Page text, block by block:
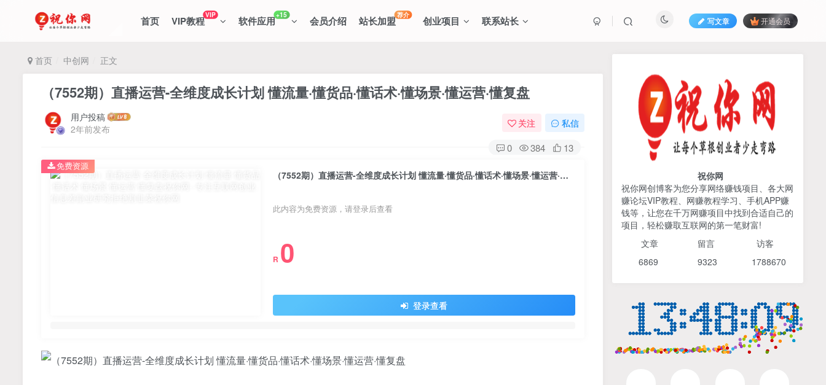
首页 VIP教程VIP 软件应用+15 会员介绍 站长加盟荐介 创业项目 联系站长 写文章 开通会员
首页 中创网 正文
（7552期）直播运营-全维度成长计划 懂流量·懂货品·懂话术·懂场景·懂运营·懂复盘
用户投稿
2年前发布
关注 私信
0 384 13
（7552期）直播运营-全维度成长计划 懂流量·懂货品·懂话术·懂场景·懂运营·懂复盘
此内容为免费资源，请登录后查看
R 0
登录查看
免费资源
425人已阅读
2026姜胡说流量&商业设计，把流量转化
为留量，设计自己的商业模...
TOP1
AI编程出海实战课：10分钟
速建AI网站+支付登陆对接，
掌握出海全流程
6个月前 425人已阅读
TOP2
货，以混剪为主，不需要真
小红书笔记带货课，流量电
商新机会，抓住小红书的流
量红利(更新26年2月)
5个月前 419人已阅读
TOP4
公众号流量主之星座盘点赛
TOP5
祝你网
祝你网创博客为您分享网络赚钱项目、各大网
赚论坛VIP教程、网赚教程学习、手机APP赚
钱等，让您在千万网赚项目中找到合适自己的
项目，轻松赚取互联网的第一笔财富!
文章 留言 访客
6869 9323 1788670